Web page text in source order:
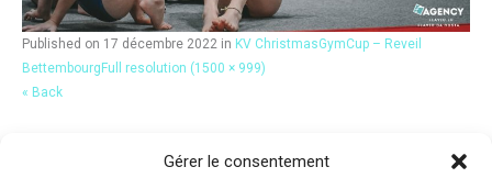
Gérer le consentement
Published on 17 décembre 2022 in KV ChristmasGymCup – Reveil
Bettembourg Full resolution (1500 × 999)
« Back